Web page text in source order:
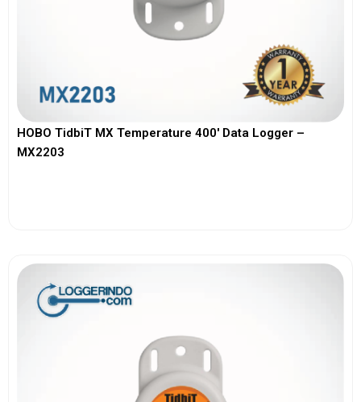
HOBO TidbiT MX Temperature 400′ Data Logger –
MX2203